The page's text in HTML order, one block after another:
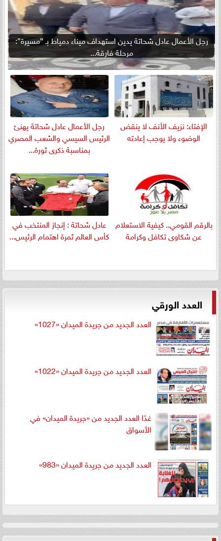
رجل الأعمال عادل شحاتة يدين استهداف ميناء دمياط بـ ”مسيرة”:
مرحلة فارقة...
الإفتاء: نزيف الأنف لا ينقض
الوضوء ولا يوجب إعادته
رجل الأعمال عادل شحاتة يهنئ
الرئيس السيسي والشعب المصري
بمناسبة ذكرى ثورة...
بالرقم القومي.. كيفية الاستعلام
عن شكاوى تكافل وكرامة
عادل شحاتة : إنجاز المنتخب في
كأس العالم ثمرة اهتمام الرئيس...
العدد الورقي
العدد الجديد من جريدة الميدان «1027»
العدد الجديد من جريدة الميدان «1022»
غدًا العدد الجديد من «جريدة الميدان» في
الأسواق
العدد الجديد من جريدة الميدان «983»